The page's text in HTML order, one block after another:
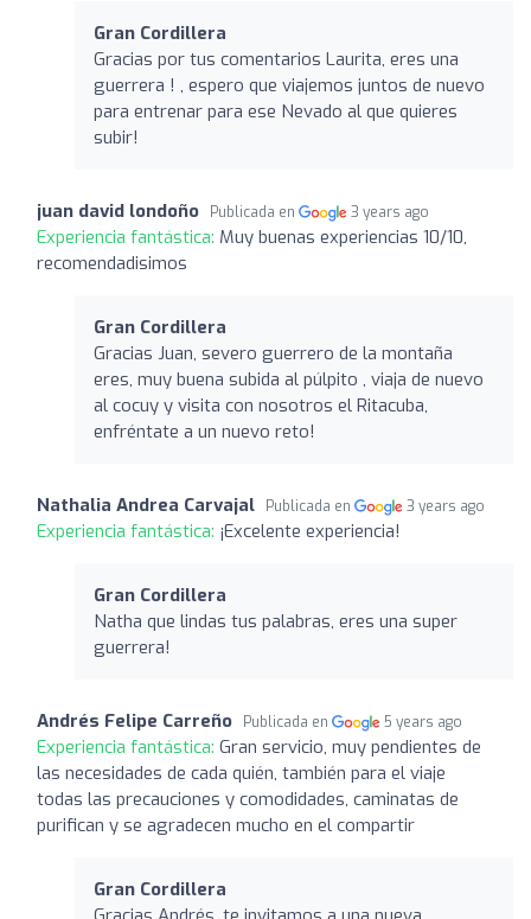
Gran Cordillera
Gracias por tus comentarios Laurita, eres una
guerrera ! , espero que viajemos juntos de nuevo
para entrenar para ese Nevado al que quieres
subir!
juan david londoño Publicada en 3 years ago
Experiencia fantástica: Muy buenas experiencias 10/10,
recomendadisimos
Gran Cordillera
Gracias Juan, severo guerrero de la montaña
eres, muy buena subida al púlpito , viaja de nuevo
al cocuy y visita con nosotros el Ritacuba,
enfréntate a un nuevo reto!
Nathalia Andrea Carvajal Publicada en 3 years ago
Experiencia fantástica: ¡Excelente experiencia!
Gran Cordillera
Natha que lindas tus palabras, eres una super
guerrera!
Andrés Felipe Carreño Publicada en 5 years ago
Experiencia fantástica: Gran servicio, muy pendientes de
las necesidades de cada quién, también para el viaje
todas las precauciones y comodidades, caminatas de
purifican y se agradecen mucho en el compartir
Gran Cordillera